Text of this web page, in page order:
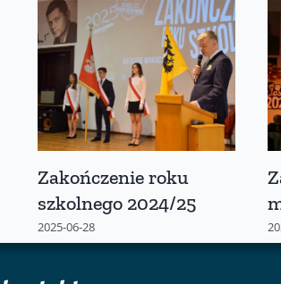
Zakończenie roku
szkolnego 2024/25
2025-06-28